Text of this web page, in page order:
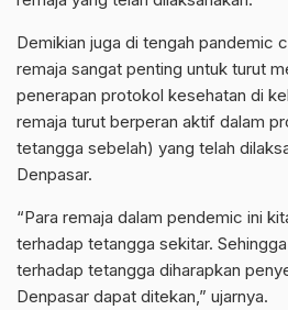
Demikian juga di tengah pandemic
remaja sangat penting untuk turut
penerapan protokol kesehatan di
remaja turut berperan aktif dalam
tetangga sebelah) yang telah
Denpasar.
“Para remaja dalam pendemic ini
terhadap tetangga sekitar.
terhadap tetangga diharapkan
Denpasar dapat ditekan,” ujarnya.